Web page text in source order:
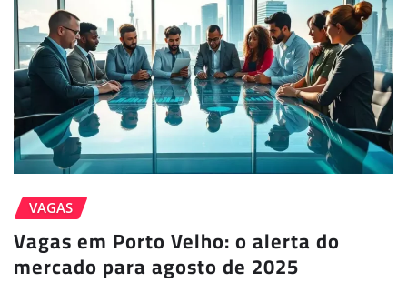
VAGAS
Vagas em Porto Velho: o alerta do
mercado para agosto de 2025